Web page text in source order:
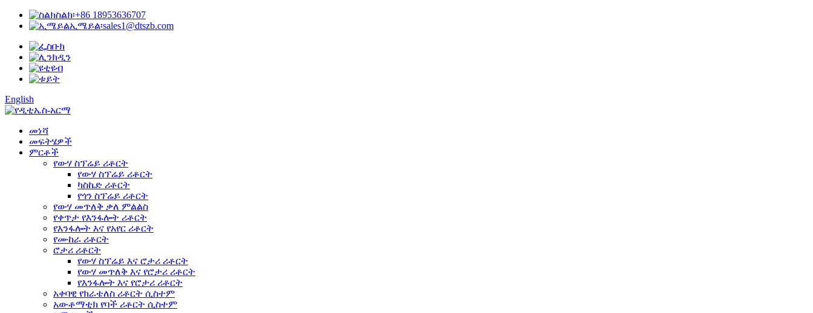
ስልክ፡+86 18953636707
ኢሜይል፡sales1@dtszb.com
English
መነሻ
መፍትሄዎች
ምርቶች
የውሃ ስፕሬይ ሪቶርት
የውሃ ስፕሬይ ሪቶርት
ካስኬድ ሪቶርት
የጎን ስፕሬይ ሪቶርት
የውሃ መጥለቅ ቃለ ምልልስ
የቀጥታ የእንፋሎት ሪቶርት
የእንፋሎት እና የአየር ሪቶርት
የሙከራ ሪቶርት
ሮታሪ ሪቶርት
የውሃ ስፕሬይ እና ሮታሪ ሪቶርት
የውሃ መጥለቅ እና የሮታሪ ሪቶርት
የእንፋሎት እና የሮታሪ ሪቶርት
አቀባዊ የክራቴለስ ሪቶርት ሲስተም
አውቶማቲክ የባች ሪቶርት ሲስተም